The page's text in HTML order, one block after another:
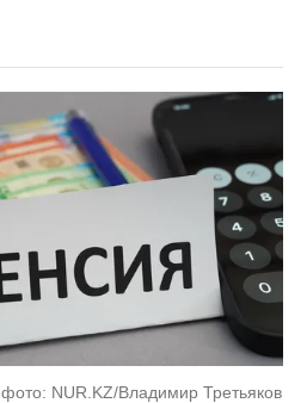
NUR.KZ/Владимир Третьяков